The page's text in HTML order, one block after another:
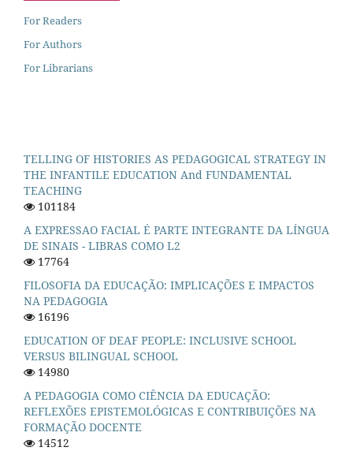
For Readers
For Authors
For Librarians
TELLING OF HISTORIES AS PEDAGOGICAL STRATEGY IN
THE INFANTILE EDUCATION And FUNDAMENTAL
TEACHING
101184
A EXPRESSAO FACIAL É PARTE INTEGRANTE DA LÍNGUA
DE SINAIS - LIBRAS COMO L2
17764
FILOSOFIA DA EDUCAÇÃO: IMPLICAÇÕES E IMPACTOS
NA PEDAGOGIA
16196
EDUCATION OF DEAF PEOPLE: INCLUSIVE SCHOOL
VERSUS BILINGUAL SCHOOL
14980
A PEDAGOGIA COMO CIÊNCIA DA EDUCAÇÃO:
REFLEXÕES EPISTEMOLÓGICAS E CONTRIBUIÇÕES NA
FORMAÇÃO DOCENTE
14512